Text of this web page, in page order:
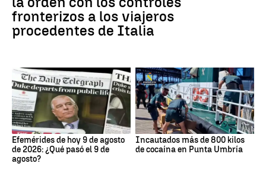
fronterizos a los viajeros
procedentes de Italia
Efemérides de hoy 9 de agosto
de 2026: ¿Qué pasó el 9 de
agosto?
Incautados más de 800 kilos
de cocaína en Punta Umbría